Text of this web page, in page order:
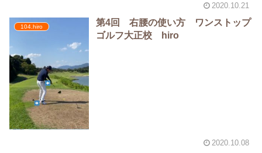
2020.10.21
104.hiro
第4回 右腰の使い方 ワンストップ
ゴルフ大正校 hiro
2020.10.08